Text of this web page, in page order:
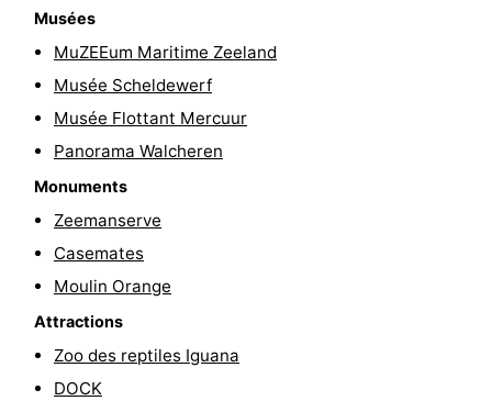
vue
Terrains
jeux
Aires
intérieures
Bowling
Centres
bien-
être
Villages
villes
Nature
Visites
guidées
Sports
Musées
MuZEEum Maritime Zeeland
Musée Scheldewerf
Musée Flottant Mercuur
Panorama Walcheren
Monuments
Zeemanserve
Casemates
Moulin Orange
Attractions
Zoo des reptiles Iguana
DOCK